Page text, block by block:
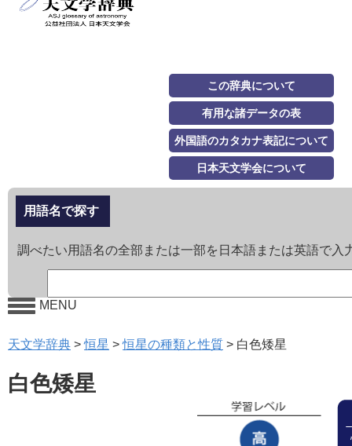
この辞典について
有用な諸データの表
外国語のカタカナ表記について
日本天文学会について
用語名で探す
調べたい用語名の全部または一部を日本語または英語で入
MENU
天文学辞典 >恒星 >恒星の種類と性質 > 白色矮星
白色矮星